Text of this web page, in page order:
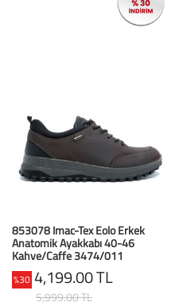
853078 Imac-Tex Eolo Erkek
Anatomik Ayakkabı 40-46
Kahve/Caffe 3474/011
Caffe/Nero
%30 4,199.00 TL
5,999.00 TL